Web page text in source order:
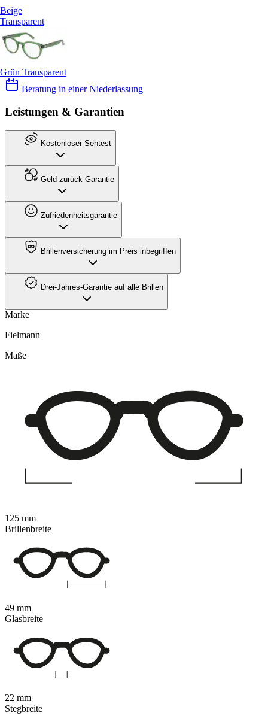
Beige
Transparent
Grün Transparent
Beratung in einer Niederlassung
Leistungen & Garantien
Kostenloser Sehtest
Geld-zurück-Garantie
Zufriedenheitsgarantie
Brillenversicherung im Preis inbegriffen
Drei-Jahres-Garantie auf alle Brillen
Marke
Fielmann
Maße
125 mm
Brillenbreite
49 mm
Glasbreite
22 mm
Stegbreite